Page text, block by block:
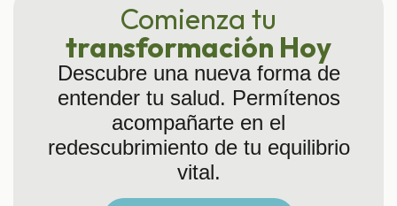
Comienza tu
transformación Hoy
Descubre una nueva forma de
entender tu salud. Permítenos
acompañarte en el
redescubrimiento de tu equilibrio
vital.